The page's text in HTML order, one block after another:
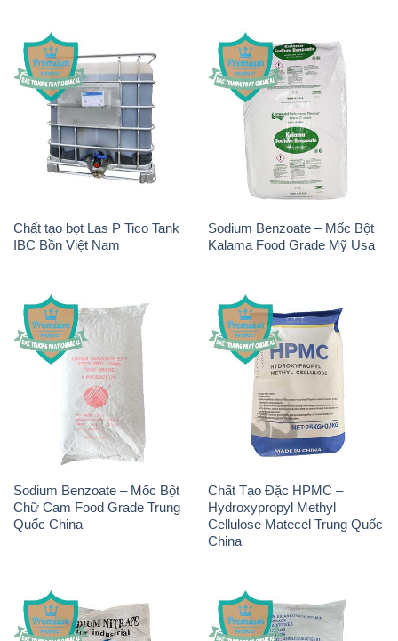
Chất tạo bọt Las P Tico Tank
IBC Bồn Việt Nam
Sodium Benzoate – Mốc Bột
Kalama Food Grade Mỹ Usa
Sodium Benzoate – Mốc Bột
Chữ Cam Food Grade Trung
Quốc China
Chất Tạo Đặc HPMC –
Hydroxypropyl Methyl
Cellulose Matecel Trung Quốc
China